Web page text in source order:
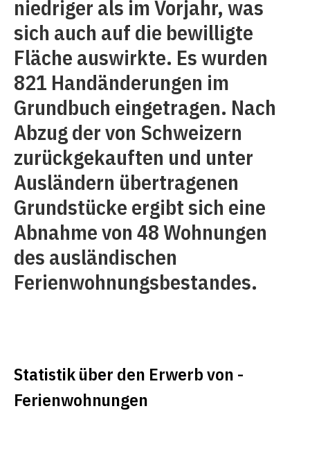
niedriger als im Vorjahr, was
sich auch auf die bewilligte
Fläche auswirkte. Es wurden
821 Handänderungen im
Grundbuch eingetragen. Nach
Abzug der von Schweizern
zurückgekauften und unter
Ausländern übertragenen
Grundstücke ergibt sich eine
Abnahme von 48 Wohnungen
des ausländischen
Ferienwohnungsbestandes.
Statistik über den Erwerb von ­
Ferienwohnungen